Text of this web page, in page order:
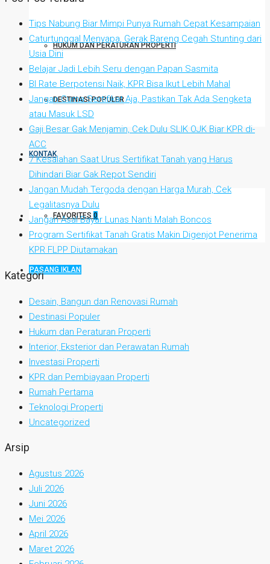
HUKUM DAN PERATURAN PROPERTI
DESTINASI POPULER
KONTAK
FAVORITES 0
PASANG IKLAN
Tips Nabung Biar Mimpi Punya Rumah Cepat Kesampaian
Caturtunggal Menyapa, Gerak Bareng Cegah Stunting dari
Usia Dini
Belajar Jadi Lebih Seru dengan Papan Sasmita
BI Rate Berpotensi Naik, KPR Bisa Ikut Lebih Mahal
Jangan Cuma Sertifikat Aja, Pastikan Tak Ada Sengketa
atau Masuk LSD
Gaji Besar Gak Menjamin, Cek Dulu SLIK OJK Biar KPR di-
ACC
7 Kesalahan Saat Urus Sertifikat Tanah yang Harus
Dihindari Biar Gak Repot Sendiri
Jangan Mudah Tergoda dengan Harga Murah, Cek
Legalitasnya Dulu
Jangan Asal Bayar Lunas Nanti Malah Boncos
Program Sertifikat Tanah Gratis Makin Digenjot Penerima
KPR FLPP Diutamakan
Kategori
Desain, Bangun dan Renovasi Rumah
Destinasi Populer
Hukum dan Peraturan Properti
Interior, Eksterior dan Perawatan Rumah
Investasi Properti
KPR dan Pembiayaan Properti
Rumah Pertama
Teknologi Properti
Uncategorized
Arsip
Agustus 2026
Juli 2026
Juni 2026
Mei 2026
April 2026
Maret 2026